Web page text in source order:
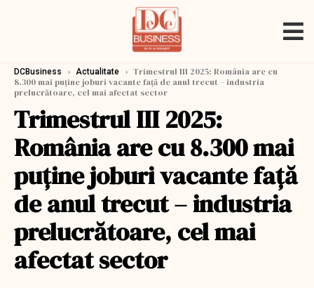
DCBusiness › Actualitate › Trimestrul III 2025: România are cu
8.300 mai puține joburi vacante față de anul trecut – industria
prelucrătoare, cel mai afectat sector
Trimestrul III 2025:
România are cu 8.300 mai
puține joburi vacante față
de anul trecut – industria
prelucrătoare, cel mai
afectat sector